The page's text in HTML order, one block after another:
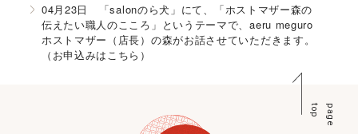
04月23日 「salonのら犬」にて、「ホストマザー森の
伝えたい職人のこころ」というテーマで、aeru meguro
ホストマザー（店長）の森がお話させていただきます。
（お申込みはこちら）
p
a
g
e
t
o
p